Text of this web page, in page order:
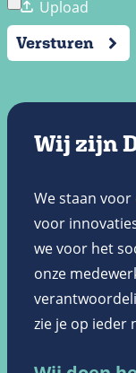
Versturen
Wij zijn
We staan
voor
we voor het
onze
zie je op ieder